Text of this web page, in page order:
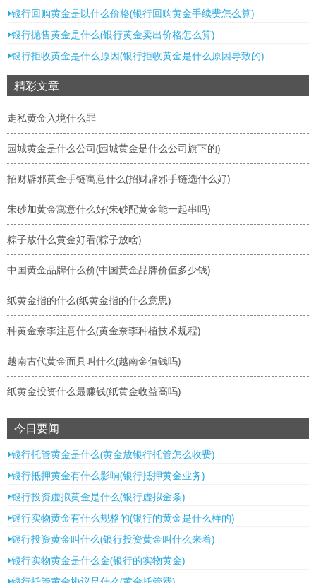
银行回购黄金是以什么价格(银行回购黄金手续费怎么算)
银行抛售黄金是什么(银行黄金卖出价格怎么算)
银行拒收黄金是什么原因(银行拒收黄金是什么原因导致的)
精彩文章
走私黄金入境什么罪
园城黄金是什么公司(园城黄金是什么公司旗下的)
招财辟邪黄金手链寓意什么(招财辟邪手链选什么好)
朱砂加黄金寓意什么好(朱砂配黄金能一起串吗)
粽子放什么黄金好看(粽子放啥)
中国黄金品牌什么价(中国黄金品牌价值多少钱)
纸黄金指的什么(纸黄金指的什么意思)
种黄金奈李注意什么(黄金奈李种植技术规程)
越南古代黄金面具叫什么(越南金值钱吗)
纸黄金投资什么最赚钱(纸黄金收益高吗)
今日要闻
银行托管黄金是什么(黄金放银行托管怎么收费)
银行抵押黄金有什么影响(银行抵押黄金业务)
银行投资虚拟黄金是什么(银行虚拟金条)
银行实物黄金有什么规格的(银行的黄金是什么样的)
银行投资黄金叫什么(银行投资黄金叫什么来着)
银行实物黄金是什么金(银行的实物黄金)